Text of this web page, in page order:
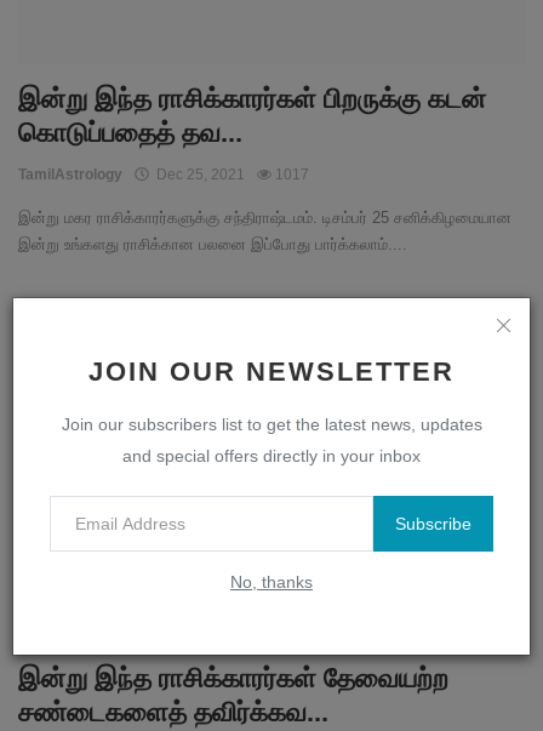
JOIN OUR NEWSLETTER
Join our subscribers list to get the latest news, updates
and special offers directly in your inbox
Subscribe
No, thanks
இன்று இந்த ராசிக்காரர்கள் பிறருக்கு கடன்
கொடுப்பதைத் தவ...
TamilAstrology Dec 25, 2021 1017
இன்று மகர ராசிக்காரர்களுக்கு சந்திராஷ்டமம். டிசம்பர் 25 சனிக்கிழமையான
இன்று உங்களது ராசிக்கான பலனை இப்போது பார்க்கலாம்....
இன்று இந்த ராசிக்காரர்கள் தேவையற்ற
சண்டைகளைத் தவிர்க்கவ...